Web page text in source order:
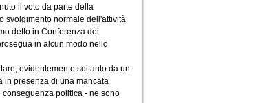
il voto da parte della
svolgimento normale dell'attività
detto in Conferenza dei
in alcun modo nello
evidentemente soltanto da un
in presenza di una mancata
politica - ne sono